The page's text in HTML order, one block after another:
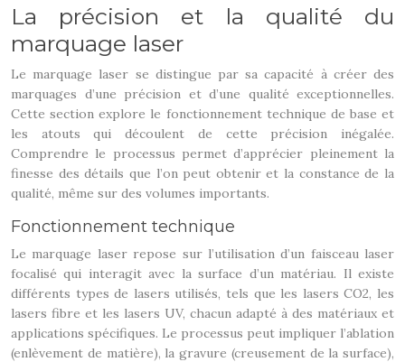
La précision et la qualité du
marquage laser
Le marquage laser se distingue par sa capacité à créer des
marquages d’une précision et d’une qualité exceptionnelles.
Cette section explore le fonctionnement technique de base et
les atouts qui découlent de cette précision inégalée.
Comprendre le processus permet d’apprécier pleinement la
finesse des détails que l’on peut obtenir et la constance de la
qualité, même sur des volumes importants.
Fonctionnement technique
Le marquage laser repose sur l’utilisation d’un faisceau laser
focalisé qui interagit avec la surface d’un matériau. Il existe
différents types de lasers utilisés, tels que les lasers CO2, les
lasers fibre et les lasers UV, chacun adapté à des matériaux et
applications spécifiques. Le processus peut impliquer l’ablation
(enlèvement de matière), la gravure (creusement de la surface),